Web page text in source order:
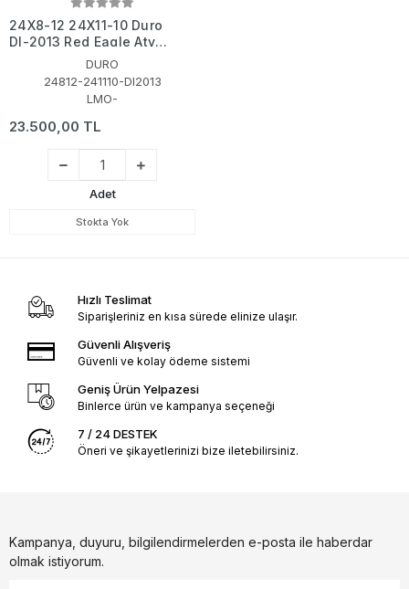
24X8-12 24X11-10 Duro
DI-2013 Red Eagle Atv
Utv Takım Atv Lastiği
DURO
24812-241110-DI2013
LMO-
23.500,00 TL
Adet
Stokta Yok
Hızlı Teslimat
Siparişleriniz en kısa sürede elinize ulaşır.
Güvenli Alışveriş
Güvenli ve kolay ödeme sistemi
Geniş Ürün Yelpazesi
Binlerce ürün ve kampanya seçeneği
7 / 24 DESTEK
Öneri ve şikayetlerinizi bize iletebilirsiniz.
Kampanya, duyuru, bilgilendirmelerden e-posta ile haberdar
olmak istiyorum.